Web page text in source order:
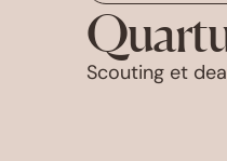
Scouting et